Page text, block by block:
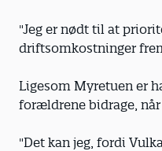
"Jeg er nødt til at
driftsomkostninger
Ligesom Myretuen er
forældrene bidrage,
"Det kan jeg, fordi